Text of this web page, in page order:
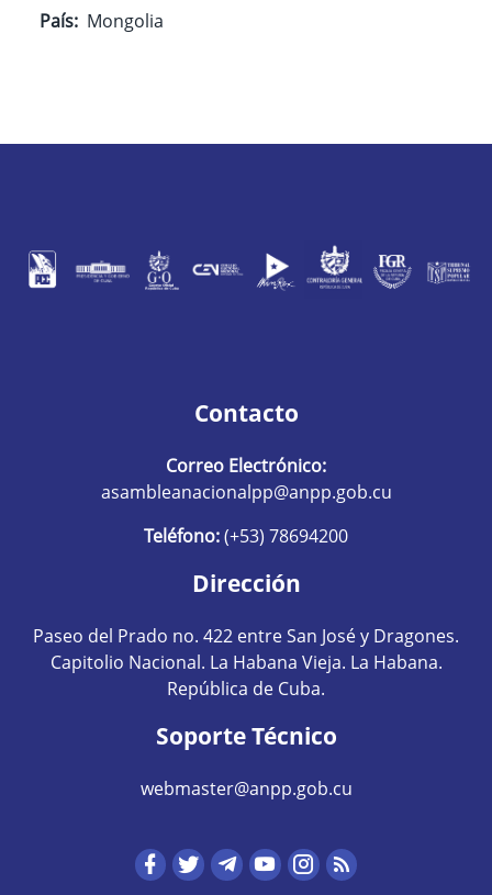
País Mongolia
Contacto
Correo Electrónico:
asambleanacionalpp@anpp.gob.cu
Teléfono:(+53) 78694200
Dirección
Paseo del Prado no. 422 entre San José y Dragones.
Capitolio Nacional. La Habana Vieja. La Habana.
República de Cuba.
Soporte Técnico
webmaster@anpp.gob.cu
Redes sociales